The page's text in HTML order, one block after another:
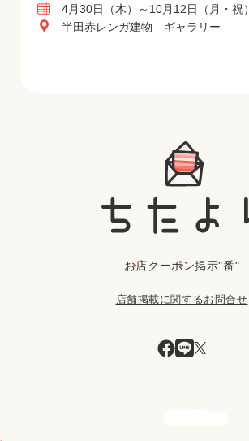
4月30日（木）～10月12日（月・祝）
半田赤レンガ建物 ギャラリー
お店クーポン掲示"番"
店舗掲載に関するお問合せ